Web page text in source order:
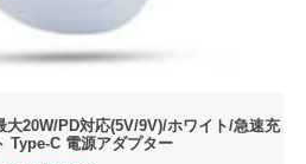
20W/PD対応(5V/9V)/ホワイト/急速充
Type-C 電源アダプター